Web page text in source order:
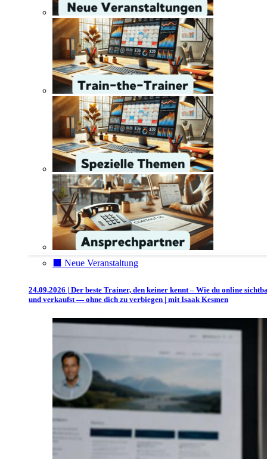
⬛️ Neue Veranstaltung
24.09.2026 | Der beste Trainer, den keiner kennt – Wie du online
und verkaufst — ohne dich zu verbiegen | mit Isaak Kesmen